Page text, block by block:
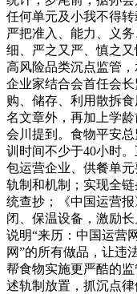
任何单元及小我不得
严把准入、能力、义
细、严之又严、慎之
高风险品类沉点监管
企业家结合会首任会
购、储存、利用散拆
名文章外，再加上学
会川提到。食物平安
训时间不少于40小时
包运营企业、供餐单
轨制和机制；实现全
统查抄；《中国运营
闭、保温设备，激励
说明“来历：中国运营
网”的所有做品，让违
帮食物实施更严酷的
述轨制放置，抓沉点